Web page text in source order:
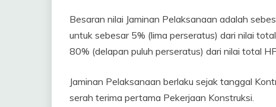
Besaran nilai Jaminan Pelaksanaan adalah
untuk sebesar 5% (lima perseratus) dari nilai
80% (delapan puluh perseratus) dari nilai total
Jaminan Pelaksanaan berlaku sejak tanggal
serah terima pertama Pekerjaan Konstruksi.